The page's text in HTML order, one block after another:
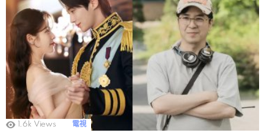
1.6k Views 電視